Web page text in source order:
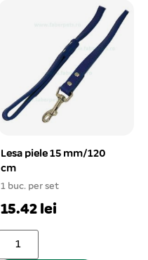
Lesa piele 15 mm/120
cm
1 buc. per set
15.42 lei